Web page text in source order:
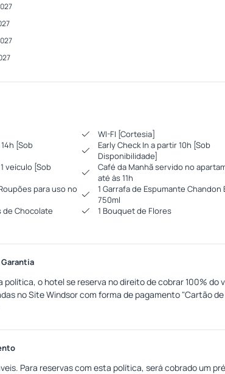
WI-FI [Cortesia]
[Sob
Early Check In a partir 10h [Sob
Disponibilidade]
veículo [Sob
Café da Manhã servido no
até às 11h
para uso no
1 Garrafa de Espumante Chandon
750ml
Chocolate
1 Bouquet de Flores
política, o hotel se reserva no direito de cobrar 100%
no Site Windsor com forma de pagamento "Cartão
Para reservas com esta política, será cobrado um